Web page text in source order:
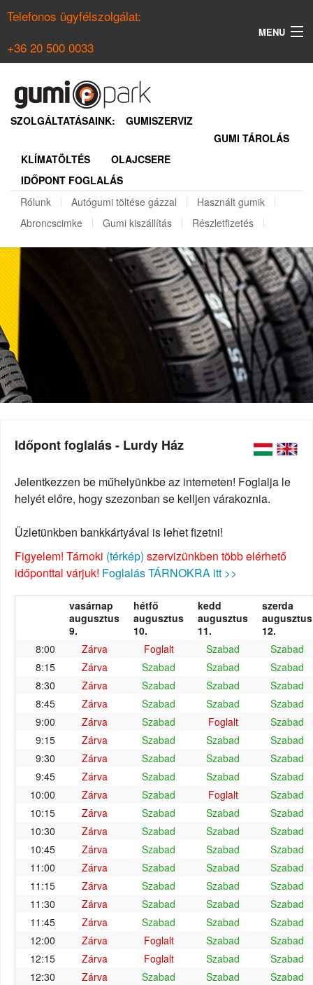
Telefonos ügyfélszolgálat:
+36 20 500 0033
MENU
NYÁRI GUMI KERESŐ
REGISZTRÁCIÓ
SZOLGÁLTATÁSAINK:
GUMISZERVIZ
GUMI TÁROLÁS
KLÍMATÖLTÉS
OLAJCSERE
IDŐPONT FOGLALÁS
Rólunk
Autógumi töltése gázzal
Használt gumik
Abroncscimke
Gumi kiszállítás Részletfizetés
Időpont foglalás - Lurdy Ház
Jelentkezzen be műhelyünkbe az interneten! Foglalja le
helyét előre, hogy szezonban se kelljen várakoznia.
Üzletünkben bankkártyával is lehet fizetni!
Figyelem! Tárnoki (térkép) szervizünkben több elérhető
időponttal várjuk! Foglalás TÁRNOKRA itt >>
vasárnap
augusztus
9.
hétfő
augusztus
10.
kedd
augusztus
11.
szerda
augusztus
12.
8:00
Zárva Foglalt Szabad
Szabad
8:15
Zárva Szabad Szabad
Szabad
8:30
Zárva Szabad Szabad
Szabad
8:45
Zárva Szabad Szabad
Szabad
9:00
Zárva Szabad Foglalt
Szabad
9:15
Zárva Szabad Szabad
Szabad
9:30
Zárva Szabad Szabad
Szabad
9:45
Zárva Szabad Szabad
Szabad
10:00
Zárva Szabad Foglalt
Szabad
10:15
Zárva Szabad Szabad
Szabad
10:30
Zárva Szabad Szabad
Szabad
10:45
Zárva Szabad Szabad
Szabad
11:00
Zárva Szabad Szabad
Szabad
11:15
Zárva Szabad Szabad
Szabad
11:30
Zárva Szabad Szabad
Szabad
11:45
Zárva Szabad Szabad
Szabad
12:00
Zárva Foglalt Szabad
Szabad
12:15
Zárva Foglalt Szabad
Szabad
12:30
Zárva Szabad Szabad
Szabad